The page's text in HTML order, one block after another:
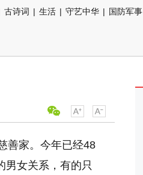
古诗词 | 生活 | 守艺中华 | 国防军事
善家。今年已经48
男女关系，有的只